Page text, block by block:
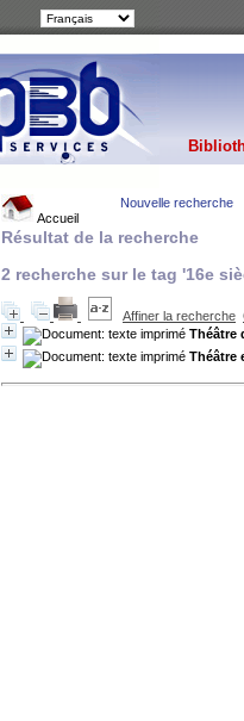
Accueil
Nouvelle recherche
Résultat de la recherche
2 recherche sur le tag '16e
Affiner la recherche
Théâtre
Théâtre